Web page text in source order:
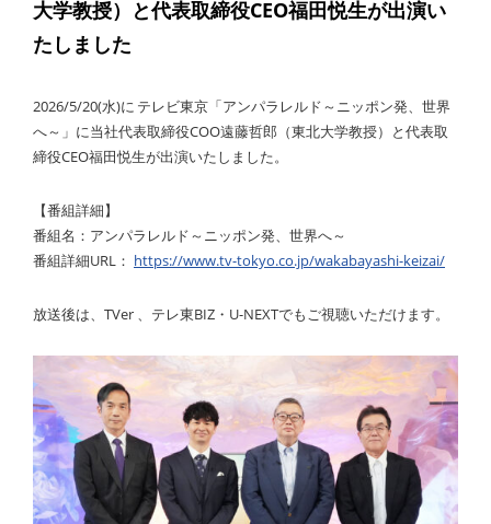
大学教授）と代表取締役CEO福田悦生が出演い
たしました
2026/5/20(水)に テレビ東京「アンパラレルド～ニッポン発、世界
へ～」に当社代表取締役COO遠藤哲郎（東北大学教授）と代表取
締役CEO福田悦生が出演いたしました。
【番組詳細】
番組名：アンパラレルド～ニッポン発、世界へ～
番組詳細URL： https://www.tv-tokyo.co.jp/wakabayashi-keizai/
放送後は、TVer 、テレ東BIZ・U-NEXTでもご視聴いただけます。